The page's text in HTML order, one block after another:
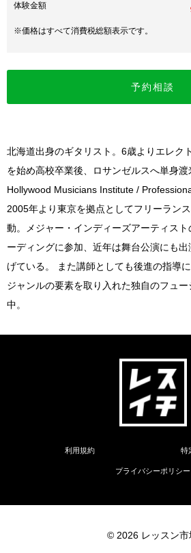
体験金額
※価格はすべて消費税総額表示です。
予約相談
北海道出身のギタリスト。6歳よりエレク
を始め高校卒業後、ロサンゼルスへ単身
Hollywood Musicians Institute /
2005年より東京を拠点としてフリーラン
動。メジャー・インディーズアーティス
ーディングに参加、近年は舞台公演にも
げている。 また講師としても後進の指導
ジャンルの要素を取り入れた独自のフュ
中。
利用規約 特
プライバシーポリシー
© 2026 レッスン市